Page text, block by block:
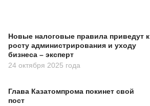
Новые налоговые правила приведут к
росту администрирования и уходу
бизнеса – эксперт
24 октября 2025 года
Глава Казатомпрома покинет свой
пост